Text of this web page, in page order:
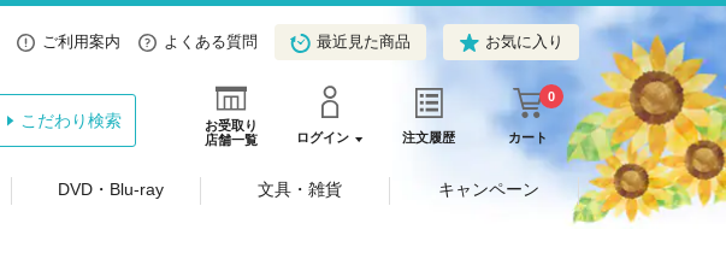
ご利用案内 よくある質問 最近見た商品 お気に入り
お受取り
店舗一覧
ログイン 注文履歴 カート
0
こだわり検索
DVD・Blu-ray 文具・雑貨 キャンペーン